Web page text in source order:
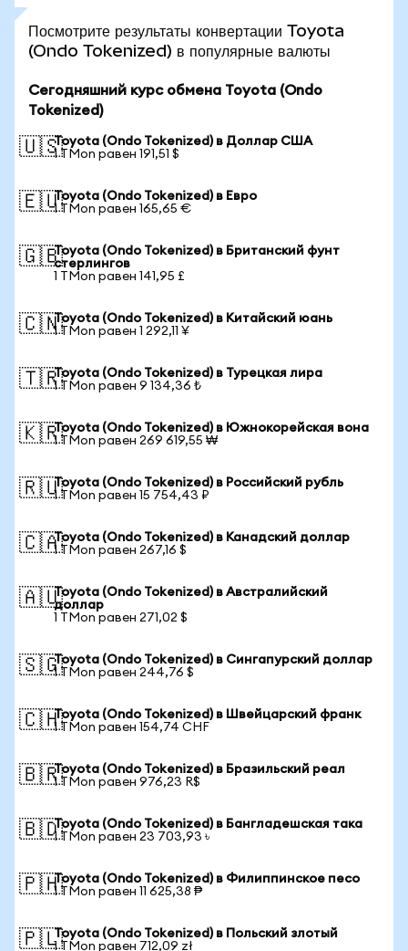
Посмотрите результаты конвертации Toyota
(Ondo Tokenized) в популярные валюты
Сегодняшний курс обмена Toyota (Ondo
Tokenized)
🇺🇸Toyota (Ondo Tokenized) в Доллар США
1 TMon равен 191,51 $
🇪🇺Toyota (Ondo Tokenized) в Евро
1 TMon равен 165,65 €
🇬🇧Toyota (Ondo Tokenized) в Британский фунт
стерлингов
1 TMon равен 141,95 £
🇨🇳Toyota (Ondo Tokenized) в Китайский юань
1 TMon равен 1 292,11 ¥
🇹🇷Toyota (Ondo Tokenized) в Турецкая лира
1 TMon равен 9 134,36 ₺
🇰🇷Toyota (Ondo Tokenized) в Южнокорейская вона
1 TMon равен 269 619,55 ₩
🇷🇺Toyota (Ondo Tokenized) в Российский рубль
1 TMon равен 15 754,43 ₽
🇨🇦Toyota (Ondo Tokenized) в Канадский доллар
1 TMon равен 267,16 $
🇦🇺Toyota (Ondo Tokenized) в Австралийский
доллар
1 TMon равен 271,02 $
🇸🇬Toyota (Ondo Tokenized) в Сингапурский доллар
1 TMon равен 244,76 $
🇨🇭Toyota (Ondo Tokenized) в Швейцарский франк
1 TMon равен 154,74 CHF
🇧🇷Toyota (Ondo Tokenized) в Бразильский реал
1 TMon равен 976,23 R$
🇧🇩Toyota (Ondo Tokenized) в Бангладешская така
1 TMon равен 23 703,93 ৳
🇵🇭Toyota (Ondo Tokenized) в Филиппинское песо
1 TMon равен 11 625,38 ₱
🇵🇱Toyota (Ondo Tokenized) в Польский злотый
1 TMon равен 712,09 zł